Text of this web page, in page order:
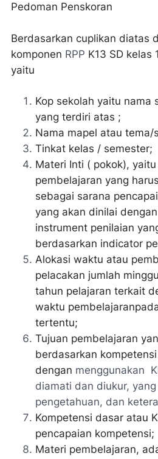
Pedoman Penskoran
Berdasarkan cuplikan diatas
komponen RPP K13 SD kelas
yaitu
Kop sekolah yaitu nama
yang terdiri atas ;
Nama mapel atau tema/
Tinkat kelas / semester;
Materi Inti ( pokok),
pembelajaran yang
sebagai sarana
yang akan dinilai
instrument penilaian
berdasarkan indicator
Alokasi waktu atau
pelacakan jumlah
tahun pelajaran terkait
waktu
tertentu;
Tujuan pembelajaran
berdasarkan
dengan menggunakan
diamati dan diukur,
pengetahuan, dan
Kompetensi dasar atau
pencapaian kompetensi;
Materi pembelajaran,